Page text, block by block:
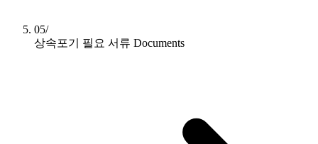
05/
상속포기 필요 서류 Documents